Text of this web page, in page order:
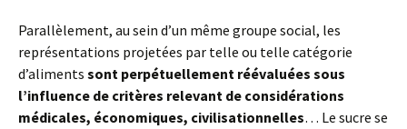
Parallèlement, au sein d’un même groupe social, les
représentations projetées par telle ou telle catégorie
d’aliments sont perpétuellement réévaluées sous
l’influence de critères relevant de considérations
médicales, économiques, civilisationnelles… Le sucre se